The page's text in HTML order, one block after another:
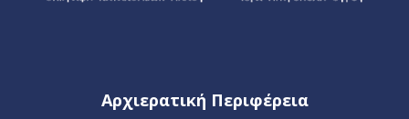
Αρχιερατική Περιφέρεια